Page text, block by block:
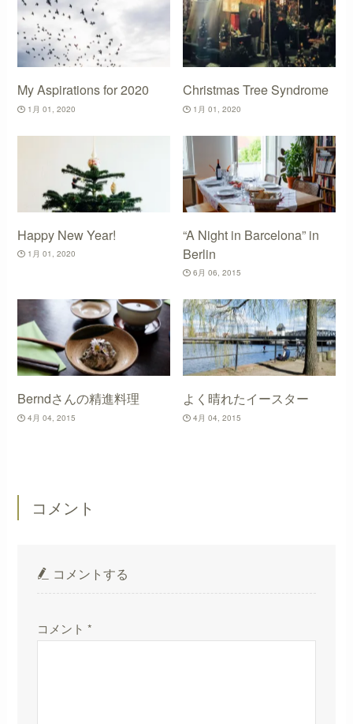
My Aspirations for 2020
1月 01, 2020
Christmas Tree Syndrome
1月 01, 2020
Happy New Year!
1月 01, 2020
“A Night in Barcelona” in
Berlin
6月 06, 2015
Berndさんの精進料理
4月 04, 2015
よく晴れたイースター
4月 04, 2015
コメント
コメントする
コメント *